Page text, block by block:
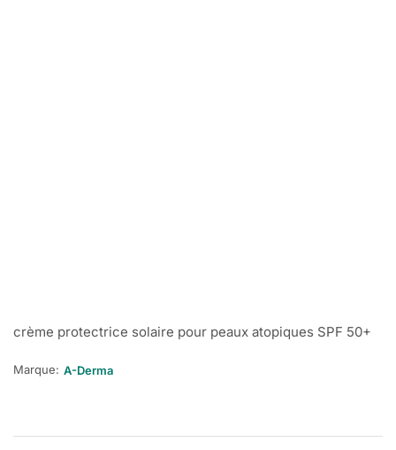
crème protectrice solaire pour peaux atopiques SPF 50+
Marque: A-Derma